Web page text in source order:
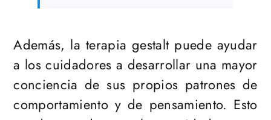
Además, la terapia gestalt puede ayudar
a los cuidadores a desarrollar una mayor
conciencia de sus propios patrones de
comportamiento y de pensamiento. Esto